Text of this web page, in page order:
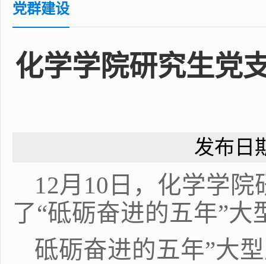
党群建设
化学学院研究生党
发布日
12月 10 日，化学学
了“砥砺奋进的五年”大
砥砺奋进的五年”大